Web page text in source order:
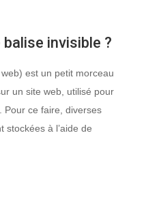
balise invisible ?
est un petit morceau
un site web, utilisé pour
Pour ce faire, diverses
stockées à l’aide de